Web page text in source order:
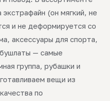
(он мягкий, не
и не деформируется со
аксессуары для спорта,
— самые
группа, рубашки и
вещи из
по